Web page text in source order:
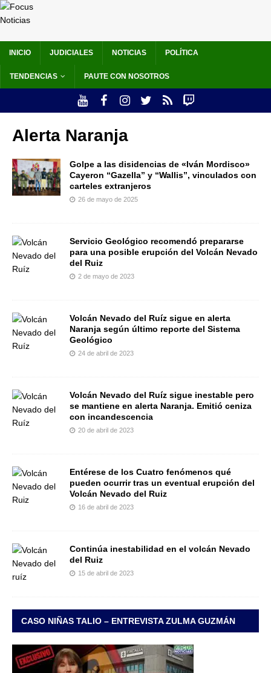
INICIO JUDICIALES NOTICIAS POLÍTICA
TENDENCIAS PAUTE CON NOSOTROS
Alerta Naranja
Golpe a las disidencias de «Iván Mordisco»
Cayeron “Gazella” y “Wallis”, vinculados con
carteles extranjeros
26 de mayo de 2025
Servicio Geológico recomendó prepararse
para una posible erupción del Volcán Nevado
del Ruiz
2 de mayo de 2023
Volcán Nevado del Ruíz sigue en alerta
Naranja según último reporte del Sistema
Geológico
24 de abril de 2023
Volcán Nevado del Ruíz sigue inestable pero
se mantiene en alerta Naranja. Emitió ceniza
con incandescencia
20 de abril de 2023
Entérese de los Cuatro fenómenos qué
pueden ocurrir tras un eventual erupción del
Volcán Nevado del Ruiz
16 de abril de 2023
Continúa inestabilidad en el volcán Nevado
del Ruiz
15 de abril de 2023
CASO NIÑAS TALIO – ENTREVISTA ZULMA GUZMÁN